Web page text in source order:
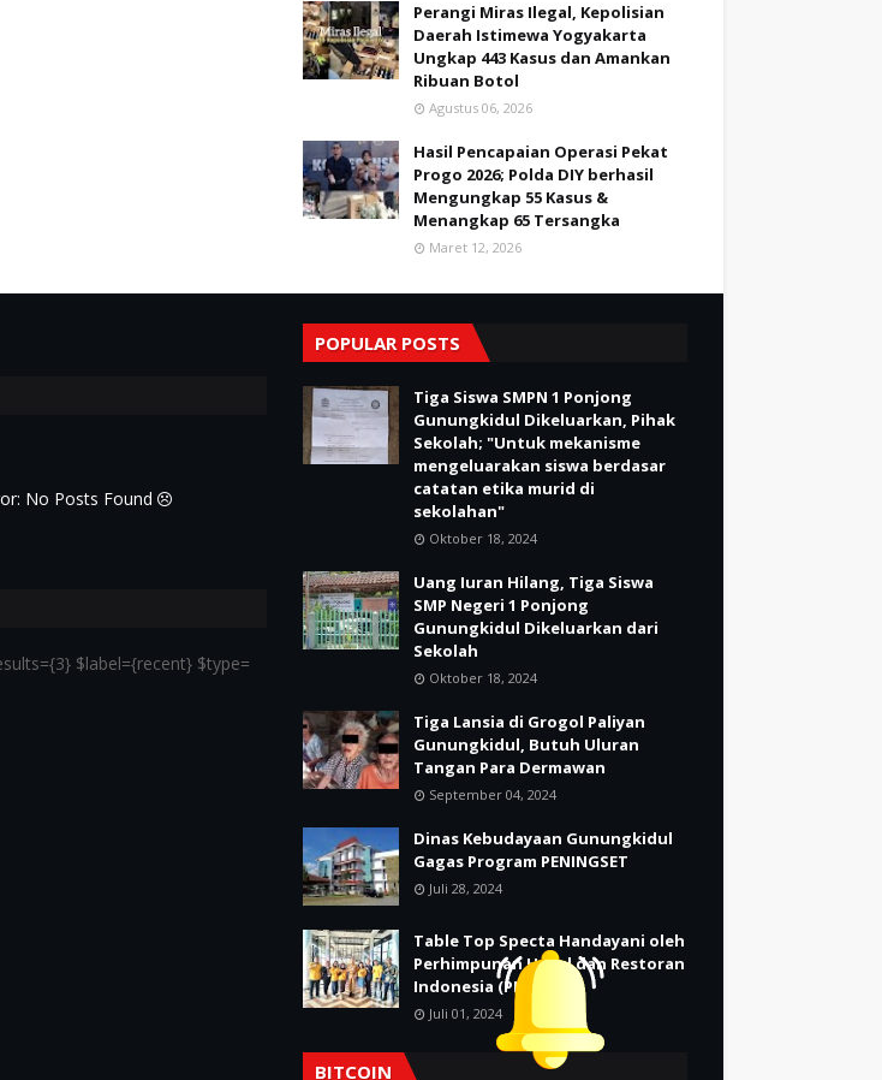
Perangi Miras Ilegal, Kepolisian
Daerah Istimewa Yogyakarta
Ungkap 443 Kasus dan Amankan
Ribuan Botol
Agustus 06, 2026
Hasil Pencapaian Operasi Pekat
Progo 2026; Polda DIY berhasil
Mengungkap 55 Kasus &
Menangkap 65 Tersangka
Maret 12, 2026
No Posts Found
$label={recent} $type=
POPULAR POSTS
Tiga Siswa SMPN 1 Ponjong
Gunungkidul Dikeluarkan, Pihak
Sekolah; "Untuk mekanisme
mengeluarakan siswa berdasar
catatan etika murid di
sekolahan"
Oktober 18, 2024
Uang Iuran Hilang, Tiga Siswa
SMP Negeri 1 Ponjong
Gunungkidul Dikeluarkan dari
Sekolah
Oktober 18, 2024
Tiga Lansia di Grogol Paliyan
Gunungkidul, Butuh Uluran
Tangan Para Dermawan
September 04, 2024
Dinas Kebudayaan Gunungkidul
Gagas Program PENINGSET
Juli 28, 2024
Table Top Specta Handayani oleh
Perhimpunan Hotel dan Restoran
Indonesia (PHRI)
Juli 01, 2024
BITCOIN